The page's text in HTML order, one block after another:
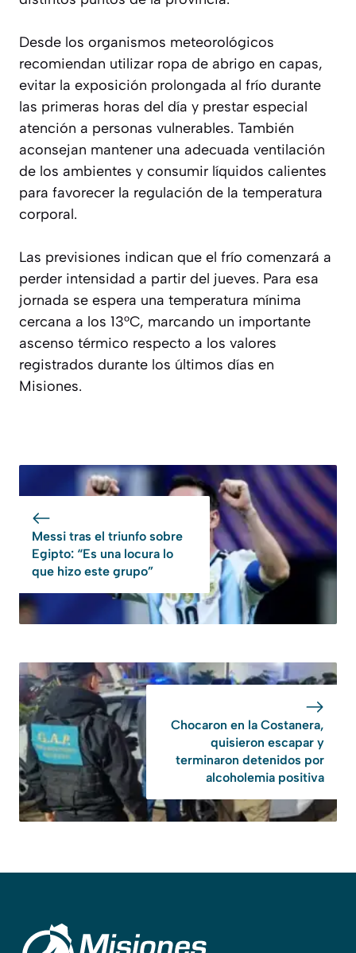
Desde los organismos meteorológicos
recomiendan utilizar ropa de abrigo en capas,
evitar la exposición prolongada al frío durante
las primeras horas del día y prestar especial
atención a personas vulnerables. También
aconsejan mantener una adecuada ventilación
de los ambientes y consumir líquidos calientes
para favorecer la regulación de la temperatura
corporal.
Las previsiones indican que el frío comenzará a
perder intensidad a partir del jueves. Para esa
jornada se espera una temperatura mínima
cercana a los 13°C, marcando un importante
ascenso térmico respecto a los valores
registrados durante los últimos días en
Misiones.
Messi tras el triunfo sobre
Egipto: “Es una locura lo
que hizo este grupo”
Chocaron en la Costanera,
quisieron escapar y
terminaron detenidos por
alcoholemia positiva